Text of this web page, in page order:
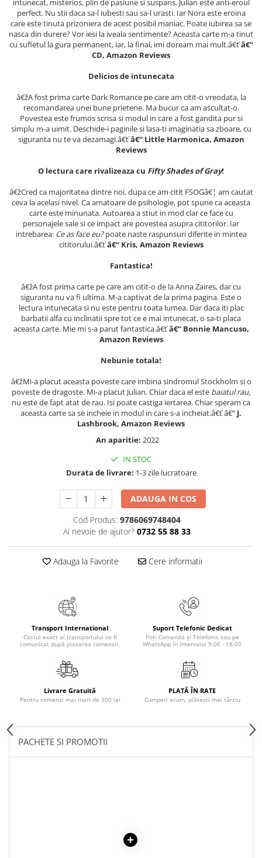
Carti erotice
Carti pentru Adolescenti, Young
Adult
Crime, Thriller, Mistery
Literatura Universala
Poezie
Romane de dragoste, Carti
romantice
Senzatii/Suspans
Senzatii/Thriller
SF & Fantasy
Umor
Birotica & Papetarie
Adezivi si benzi adezive
Hartie si Accesorii
Instrumente de scris
Organizare si Arhivare
Coperti, Mape, Etichete
Instrumente de scris
Instrumente si Truse Geometrie
Seturi scolare
Carti in dar
Carti pentru copii
Literatura Romana
Literatura Universala
Poezie
Carte Prescolara, Joc
intunecat, misterios, plin de pasiune si suspans. Julian este anti-eroul
perfect. Nu stii daca sa-l iubesti sau sa-l urasti. Iar Nora este eroina
care este tinuta prizoniera de acest posibil maniac. Poate iubirea sa se
nasca din durere? Vor iesi la iveala sentimente? Aceasta carte m-a tinut
cu sufletul la gura permanent, iar, la final, imi doream mai mult.â€ťâ€“
CD, Amazon Reviews
Delicios de intunecata
â€žA fost prima carte Dark Romance pe care am citit-o vreodata, la
recomandarea unei bune prietene. Ma bucur ca am ascultat-o.
Povestea este frumos scrisa si modul in care a fost gandita pur si
simplu m-a uimit. Deschide-i paginile si lasa-ti imaginatia sa zboare, cu
siguranta nu te va dezamagi.â€ťâ€“ Little Harmonica, Amazon
Reviews
O lectura care rivalizeaza cu Fifty Shades of Gray!
â€žCred ca majoritatea dintre noi, dupa ce am citit FSOGâ€¦ am cautat
ceva la acelasi nivel. Ca amatoare de psihologie, pot spune ca aceasta
carte este minunata. Autoarea a stiut in mod clar ce face cu
personajele sale si ce impact are povestea asupra cititorilor. Iar
intrebarea: Ce as face eu?poate naste raspunsuri diferite in mintea
cititorului.â€ťâ€“ Kris, Amazon Reviews
Fantastica!
â€žA fost prima carte pe care am citit-o de la Anna Zaires, dar cu
siguranta nu va fi ultima. M-a captivat de la prima pagina. Este o
lectura intunecata si nu este pentru toata lumea. Dar daca iti plac
barbatii alfa cu inclinatii spre tot ce e mai intunecat, o sa-ti placa
aceasta carte. Mie mi s-a parut fantastica.â€ťâ€“ Bonnie Mancuso,
Amazon Reviews
Nebunie totala!
â€žMi-a placut aceasta poveste care imbina sindromul Stockholm si o
poveste de dragoste. Mi-a placut Julian. Chiar daca el este baiatul rau,
nu este de fapt atat de rau. Isi poate castiga iertarea. Chiar speram ca
aceasta carte sa se incheie in modul in care s-a incheiat.â€ť â€“ J.
Lashbrook, Amazon Reviews
An aparitie: 2022
IN STOC
Durata de livrare: 1-3 zile lucratoare
ADAUGA IN COS
Cod Produs: 9786069748404
Ai nevoie de ajutor? 0732 55 88 33
Adauga la Favorite Cere informatii
Transport International
Costul exact al transportului va fi
comunicat după plasarea comenzii.
Suport Telefonic Dedicat
Poți Comanda și Telefonic sau pe
WhatsApp în Intervalul 9:00 - 18:00
Livrare Gratuită
Pentru comenzi mai mari de 300 lei
PLATĂ ÎN RATE
Cumperi acum, plătești mai târziu
PACHETE SI PROMOTII